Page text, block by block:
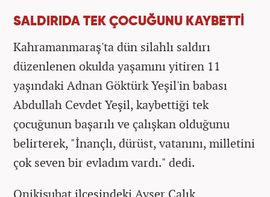
SALDIRIDA TEK ÇOCUĞUNU KAYBETTİ
Kahramanmaraş'ta dün silahlı saldırı
düzenlenen okulda yaşamını yitiren 11
yaşındaki Adnan Göktürk Yeşil'in babası
Abdullah Cevdet Yeşil, kaybettiği tek
çocuğunun başarılı ve çalışkan olduğunu
belirterek, "İnançlı, dürüst, vatanını, milletini
çok seven bir evladım vardı." dedi.
Onikişubat ilçesindeki Ayser Çalık